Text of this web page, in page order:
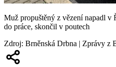
Muž propuštěný z vězení napadl v
do práce, skončil v poutech
Zdroj: Brněnská Drbna | Zprávy z